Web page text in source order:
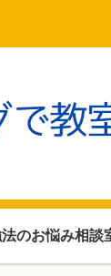
のお悩み相談